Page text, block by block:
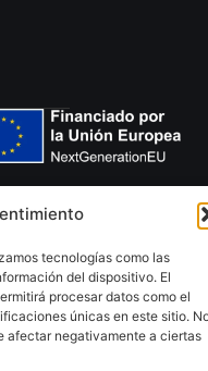
tecnologías como las
del dispositivo. El
procesar datos como el
únicas en este sitio.
afectar negativamente a ciertas
Cookies
de Accesibilidad
del Sitio